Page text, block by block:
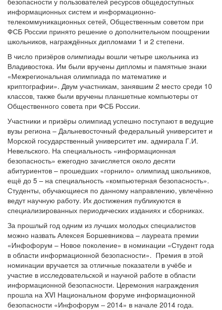
информационных систем и информационно-
телекоммуникационных сетей, Общественным советом при
ФСБ России принято решение о дополнительном поощрении
школьников, награждённых дипломами 1 и 2 степени.
В число призёров олимпиады вошли четыре школьника из
Владивостока. Им были вручены дипломы и памятные знаки
«Межрегиональная олимпиада по математике и
криптографии». Двум участникам, занявшим 2 место среди 10
классов, также были вручены планшетные компьютеры от
Общественного совета при ФСБ России.
Участники и призёры олимпиад успешно поступают в ведущие
вузы региона – Дальневосточный федеральный университет и
Морской государственный университет им. адмирала Г.И.
Невельского. На специальность «информационная
безопасность» ежегодно зачисляется около десяти
абитуриентов – прошедших «горнило» олимпиад школьников,
ещё до 5 – на специальность «компьютерная безопасность».
Студенты, обучающиеся по данному направлению, увлечённо
ведут научную работу. Их достижения публикуются в
специализированных периодических изданиях и сборниках.
За прошлый год одним из лучших молодых специалистов
можно назвать Алексея Боршевникова – лауреата премии
«Инфофорум – Новое поколение» в номинации «Студент года
в области информационной безопасности». Премия в этой
номинации вручается за отличные показатели в учёбе и
участие в исследовательской и научной работе в области
информационной безопасности. Церемония награждения
прошла на XVI Национальном форуме информационной
безопасности «Инфофорум – 2014» в начале 2014 года.